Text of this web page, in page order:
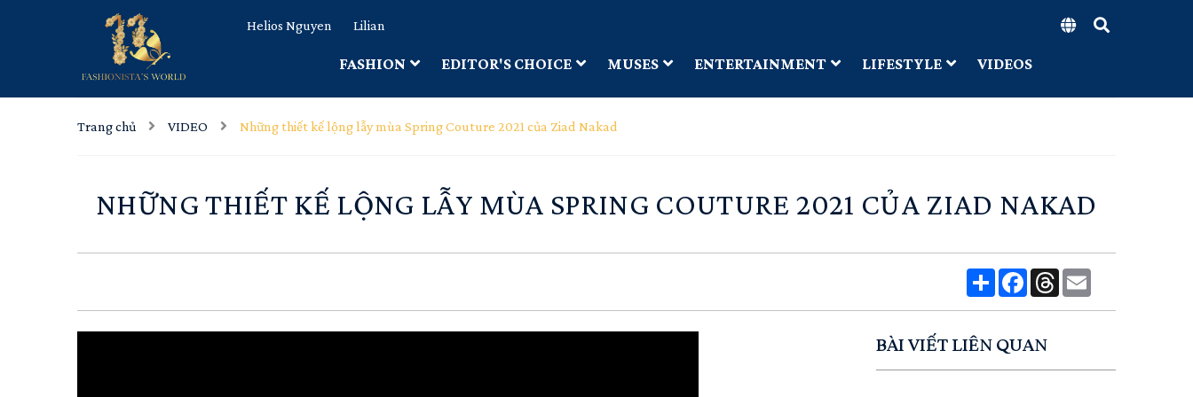
Helios Nguyen Lilian
FASHION EDITOR'S CHOICE MUSES ENTERTAINMENT LIFESTYLE VIDEOS
Trang chủ VIDEO Những thiết kế lộng lẫy mùa Spring Couture 2021 của Ziad Nakad
NHỮNG THIẾT KẾ LỘNG LẪY MÙA SPRING COUTURE 2021 CỦA ZIAD NAKAD
Share Facebook
Threads
BÀI VIẾT LIÊN QUAN